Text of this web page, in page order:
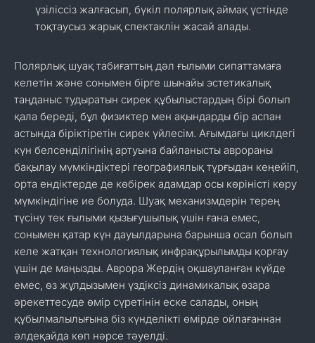
үзіліссіз жалғасып, бүкіл полярлық аймақ үстінде
тоқтаусыз жарық спектаклін жасай алады.
Полярлық шуақ табиғаттың дәл ғылыми сипаттамаға
келетін және сонымен бірге шынайы эстетикалық
таңданыс тудыратын сирек құбылыстардың бірі болып
қала береді, бұл физиктер мен ақындарды бір аспан
астында біріктіретін сирек үйлесім. Ағымдағы циклдегі
күн белсенділігінің артуына байланысты аврораны
бақылау мүмкіндіктері географиялық тұрғыдан кеңейіп,
орта ендіктерде де көбірек адамдар осы көріністі көру
мүмкіндігіне ие болуда. Шуақ механизмдерін терең
түсіну тек ғылыми қызығушылық үшін ғана емес,
сонымен қатар күн дауылдарына барынша осал болып
келе жатқан технологиялық инфрақұрылымды қорғау
үшін де маңызды. Аврора Жердің оқшауланған күйде
емес, өз жұлдызымен үздіксіз динамикалық өзара
әрекеттесуде өмір сүретінін еске салады, оның
құбылмалылығына біз күнделікті өмірде ойлағаннан
әлдеқайда көп нәрсе тәуелді.